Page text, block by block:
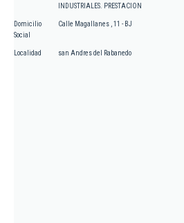
INDUSTRIALES. PRESTACION
Domicilio
Social
Calle Magallanes , 11 - BJ
Localidad san Andres del Rabanedo